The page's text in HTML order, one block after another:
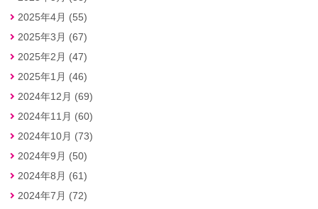
2025年4月 (55)
2025年3月 (67)
2025年2月 (47)
2025年1月 (46)
2024年12月 (69)
2024年11月 (60)
2024年10月 (73)
2024年9月 (50)
2024年8月 (61)
2024年7月 (72)